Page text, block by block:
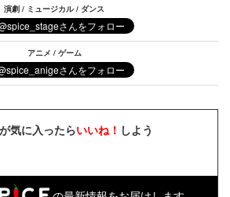
演劇 / ミュージカル / ダンス
アニメ / ゲーム
気に入ったらいいね！ しよう